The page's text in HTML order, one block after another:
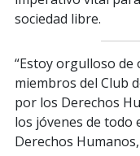
sociedad libre.
“Estoy orgulloso de
miembros del Club
por los Derechos
los jóvenes de todo
Derechos